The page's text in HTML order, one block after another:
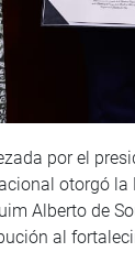
por el
otorgó
Alberto de
al